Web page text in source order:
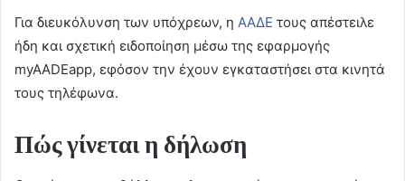
Για διευκόλυνση των υπόχρεων, η ΑΑΔΕ τους απέστειλε
ήδη και σχετική ειδοποίηση μέσω της εφαρμογής
myAADEapp, εφόσον την έχουν εγκαταστήσει στα κινητά
τους τηλέφωνα.
Πώς γίνεται η δήλωση